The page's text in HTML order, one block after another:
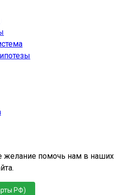
желание помочь нам в наших
РФ)